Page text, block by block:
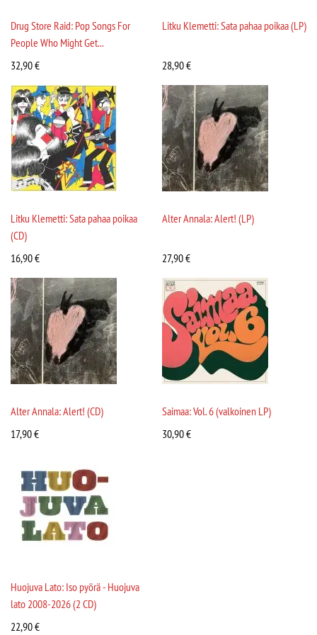
Drug Store Raid: Pop Songs For
People Who Might Get...
32,90€
Litku Klemetti: Sata pahaa poikaa (LP)
28,90€
Litku Klemetti: Sata pahaa poikaa
(CD)
16,90€
Alter Annala: Alert! (LP)
27,90€
Alter Annala: Alert! (CD)
17,90€
Saimaa: Vol. 6 (valkoinen LP)
30,90€
Huojuva Lato: Iso pyörä - Huojuva
lato 2008-2026 (2 CD)
22,90€